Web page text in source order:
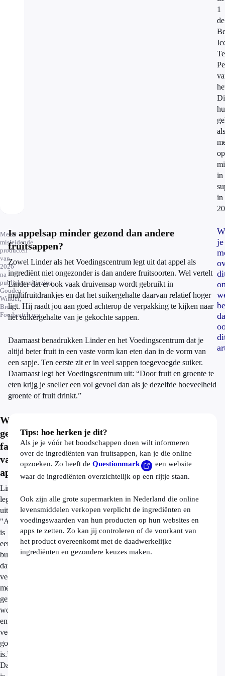
1
de
als
in
in
Meest
misleidende
producten
van
2026
na
publieksverkiezing
Gouden
Windei,
Bron:
Foodwatch.org
Is appelsap minder gezond dan andere
fruitsappen?
Zowel Linder als het Voedingscentrum legt uit dat appel als
ingrediënt niet ongezonder is dan andere fruitsoorten. Wel vertelt
Linder dat er ook vaak druivensap wordt gebruikt in
multifruitdrankjes en dat het suikergehalte daarvan relatief hoger
ligt. Hij raadt jou aan goed achterop de verpakking te kijken naar
het suikergehalte van je gekochte sappen.
Daarnaast benadrukken Linder en het Voedingscentrum dat je
altijd beter fruit in een vaste vorm kan eten dan in de vorm van
een sapje. Ten eerste zit er in veel sappen toegevoegde suiker.
Daarnaast legt het Voedingscentrum uit: “Door fruit en groente te
eten krijg je sneller een vol gevoel dan als je dezelfde hoeveelheid
groente of fruit drinkt.”
je
Waarom
gebruiken
fabrikanten
vaker
appelsap?
Linder
legt
uit:
"Appelsap
is
een
bulkproduct
dat
veel
meer
gemaakt
wordt
en
veel
goedkoper
is.”
Daarnaast
Tips: hoe herken je dit?
Als je je vóór het boodschappen doen wilt informeren
over de ingrediënten van fruitsappen, kan je die online
opzoeken. Zo heeft de Questionmark
een website
waar de ingrediënten overzichtelijk op een rijtje staan.
Ook zijn alle grote supermarkten in Nederland die online
levensmiddelen verkopen verplicht de ingrediënten en
voedingswaarden van hun producten op hun websites en
apps te zetten. Zo kan jij controleren of de voorkant van
het product overeenkomt met de daadwerkelijke
ingrediënten en gezondere keuzes maken.